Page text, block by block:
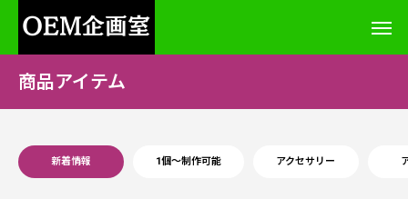
商品アイテム
新着情報 1個～制作可能 アクセサリー